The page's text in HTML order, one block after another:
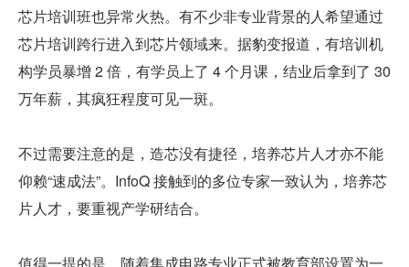
芯片培训班也异常火热。有不少非专业背景的人希望通过
芯片培训跨行进入到芯片领域来。据豹变报道，有培训机
构学员暴增 2 倍，有学员上了 4 个月课，结业后拿到了 30
万年薪，其疯狂程度可见一斑。
不过需要注意的是，造芯没有捷径，培养芯片人才亦不能
仰赖“速成法”。InfoQ 接触到的多位专家一致认为，培养芯
片人才，要重视产学研结合。